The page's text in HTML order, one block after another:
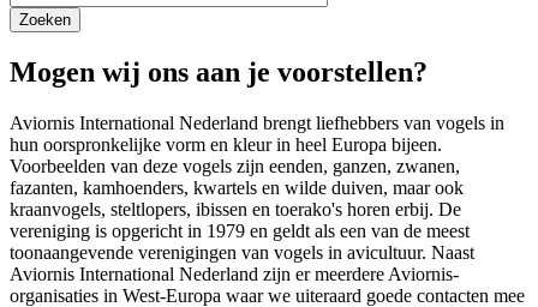
Mogen wij ons aan je voorstellen?
Aviornis International Nederland brengt liefhebbers van vogels in
hun oorspronkelijke vorm en kleur in heel Europa bijeen.
Voorbeelden van deze vogels zijn eenden, ganzen, zwanen,
fazanten, kamhoenders, kwartels en wilde duiven, maar ook
kraanvogels, steltlopers, ibissen en toerako's horen erbij. De
vereniging is opgericht in 1979 en geldt als een van de meest
toonaangevende verenigingen van vogels in avicultuur. Naast
Aviornis International Nederland zijn er meerdere Aviornis-
organisaties in West-Europa waar we uiteraard goede contacten mee